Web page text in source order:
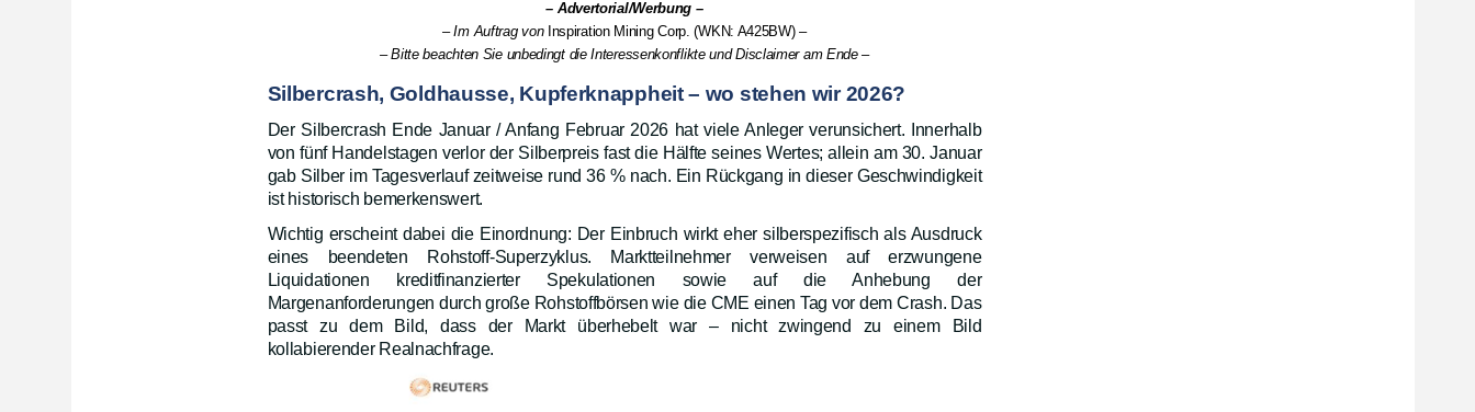
– Advertorial/Werbung –
– Im Auftrag vonInspiration Mining Corp. (WKN: A425BW)–
– Bitte beachten Sie unbedingt die Interessenkonflikte und Disclaimer am Ende –
Silbercrash, Goldhausse, Kupferknappheit – wo stehen wir 2026?
Der Silbercrash Ende Januar / Anfang Februar 2026 hat viele Anleger verunsichert. Innerhalb
von fünf Handelstagen verlor der Silberpreis fast die Hälfte seines Wertes; allein am 30. Januar
gab Silber im Tagesverlauf zeitweise rund 36 % nach. Ein Rückgang in dieser Geschwindigkeit
ist historisch bemerkenswert.
Wichtig erscheint dabei die Einordnung: Der Einbruch wirkt eher silberspezifisch als Ausdruck
eines beendeten Rohstoff-Superzyklus. Marktteilnehmer verweisen auf erzwungene
Liquidationen kreditfinanzierter Spekulationen sowie auf die Anhebung der
Margenanforderungen durch große Rohstoffbörsen wie die CME einen Tag vor dem Crash. Das
passt zu dem Bild, dass der Markt überhebelt war – nicht zwingend zu einem Bild
kollabierender Realnachfrage.